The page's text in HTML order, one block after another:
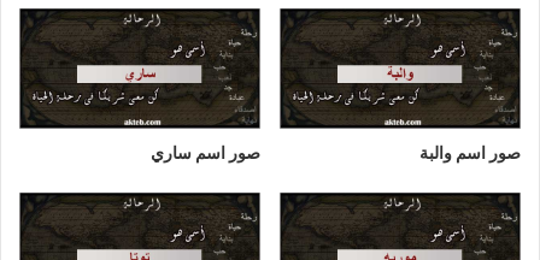
صور اسم والبة صور اسم ساري